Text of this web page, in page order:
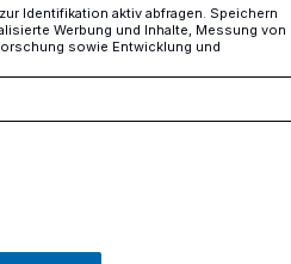
Identifikation aktiv abfragen. Speichern
Werbung und Inhalte, Messung von
sowie Entwicklung und